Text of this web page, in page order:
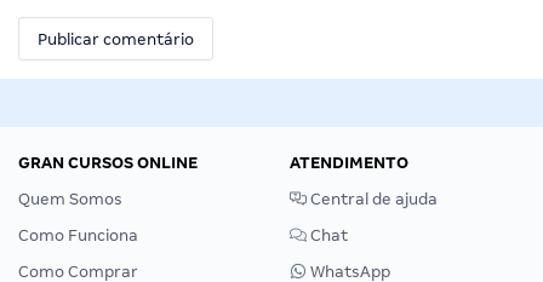
GRAN CURSOS ONLINE
Quem Somos
Como Funciona
Como Comprar
ATENDIMENTO
Central de ajuda
Chat
WhatsApp